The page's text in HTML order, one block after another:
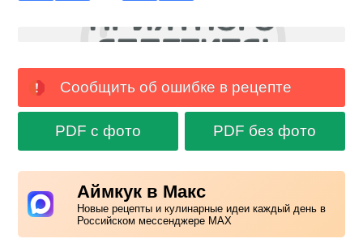
Сообщить об ошибке в рецепте
PDF с фото PDF без фото
Аймкук в Макс
Новые рецепты и кулинарные идеи каждый день в
Российском мессенджере MAX